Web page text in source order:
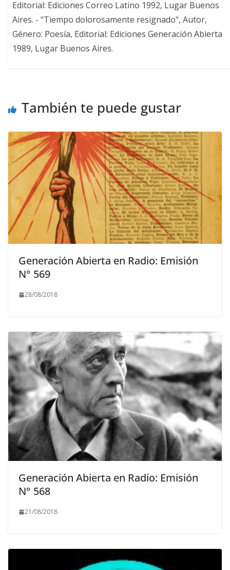
Editorial: Ediciones Correo Latino 1992, Lugar Buenos
Aires. - "Tiempo dolorosamente resignado", Autor,
Género: Poesía, Editorial: Ediciones Generación Abierta
1989, Lugar Buenos Aires.
También te puede gustar
Generación Abierta en Radio: Emisión
N° 569
28/08/2018
Generación Abierta en Radio: Emisión
N° 568
21/08/2018